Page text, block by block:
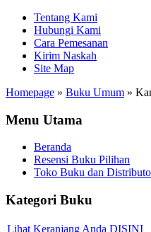
Tentang Kami
Hubungi Kami
Cara Pemesanan
Kirim Naskah
Site Map
Homepage » Buku Umum »
Menu Utama
Beranda
Resensi Buku Pilihan
Toko Buku dan
Kategori Buku
Lihat Keranjang Anda DISINI